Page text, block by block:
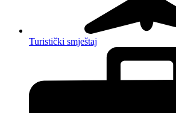
Turistički smještaj